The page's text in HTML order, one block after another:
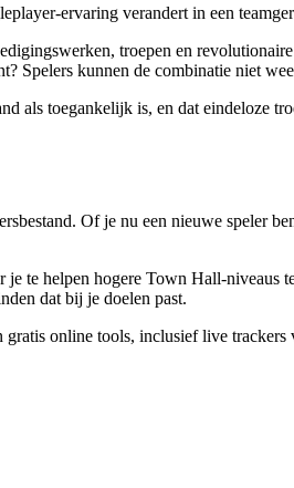
ervaring verandert in een
troepen en
Spelers kunnen de combinatie niet
als toegankelijk is, en dat eindeloze
Of je nu een nieuwe speler
te helpen hogere Town Hall-niveaus
dat bij je doelen past.
online tools, inclusief live trackers